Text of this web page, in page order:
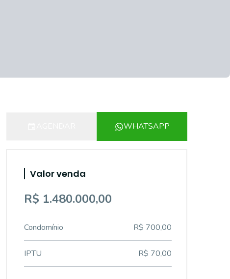
WHATSAPP
Valor venda
R$ 1.480.000,00
Condomínio R$ 700,00
IPTU R$ 70,00